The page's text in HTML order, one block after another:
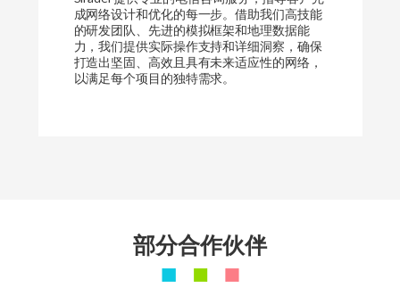
成网络设计和优化的每一步。借助我们高技能
的研发团队、先进的模拟框架和地理数据能
力，我们提供实际操作支持和详细洞察，确保
打造出坚固、高效且具有未来适应性的网络，
以满足每个项目的独特需求。
部分合作伙伴